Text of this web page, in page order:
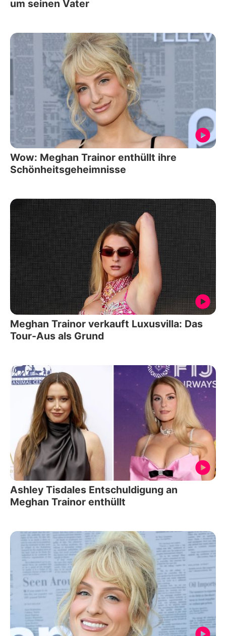
um seinen Vater
Wow: Meghan Trainor enthüllt ihre
Schönheitsgeheimnisse
Meghan Trainor verkauft Luxusvilla: Das
Tour-Aus als Grund
Ashley Tisdales Entschuldigung an
Meghan Trainor enthüllt